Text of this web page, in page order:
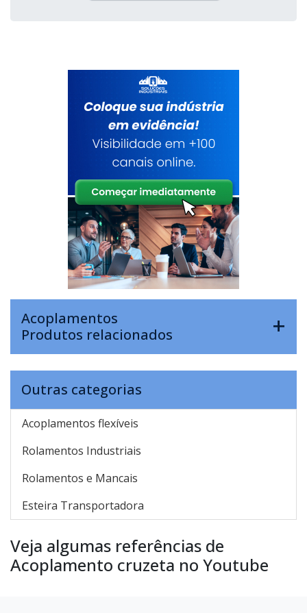
Acoplamentos
Produtos relacionados
Outras categorias
Acoplamentos flexíveis
Rolamentos Industriais
Rolamentos e Mancais
Esteira Transportadora
Veja algumas referências de
Acoplamento cruzeta no Youtube